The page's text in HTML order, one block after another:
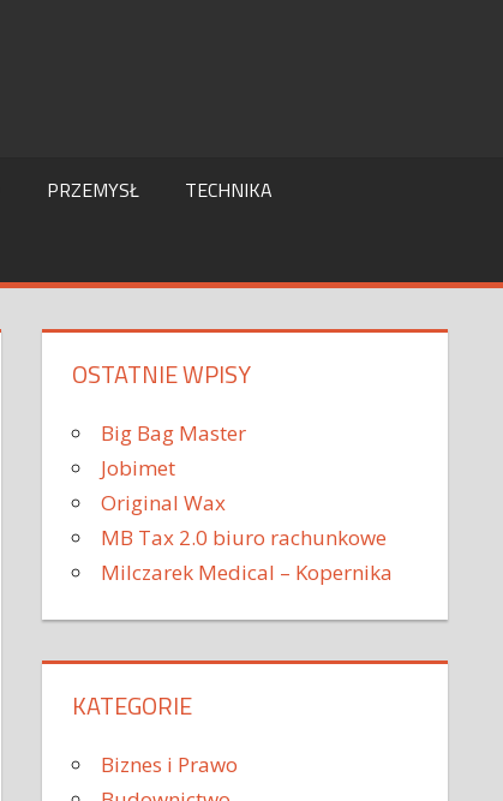
PRZEMYSŁ TECHNIKA
OSTATNIE WPISY
Big Bag Master
Jobimet
Original Wax
MB Tax 2.0 biuro rachunkowe
Milczarek Medical – Kopernika
KATEGORIE
Biznes i Prawo